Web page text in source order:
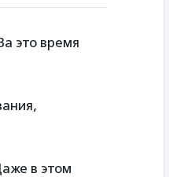
это время
в этом